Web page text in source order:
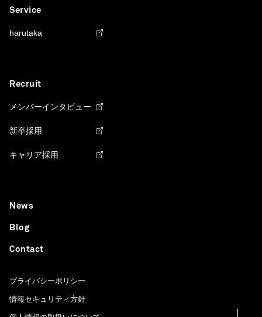
Service
harutaka
Recruit
メンバーインタビュー
新卒採用
キャリア採用
News
Blog
Contact
プライバシーポリシー
情報セキュリティ方針